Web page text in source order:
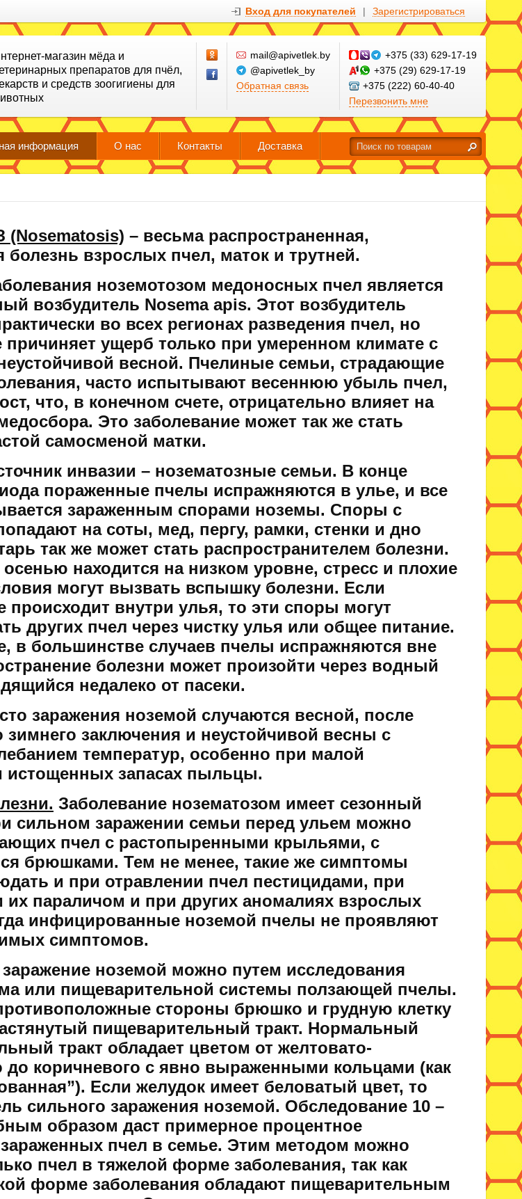
Вход для покупателей | Зарегистрироваться
магазин мёда и
препаратов для пчёл,
и средств зоогигиены для
mail@apivetlek.by
@apivetlek_by
Обратная связь
+375 (33) 629-17-19
+375 (29) 629-17-19
+375 (222) 60-40-40
Перезвонить мне
информация О нас Контакты Доставка
(Nosematosis) – весьма распространенная,
болезнь взрослых пчел, маток и трутней.
ноземотозом медоносных пчел является
возбудитель Nosema apis. Этот возбудитель
во всех регионах разведения пчел, но
причиняет ущерб только при умеренном климате с
весной. Пчелиные семьи, страдающие
часто испытывают весеннюю убыль пчел,
что, в конечном счете, отрицательно влияет на
Это заболевание может так же стать
самосменой матки.
инвазии – нозематозные семьи. В конце
пораженные пчелы испражняются в улье, и все
зараженным спорами ноземы. Споры с
на соты, мед, пергу, рамки, стенки и дно
так же может стать распространителем болезни.
находится на низком уровне, стресс и плохие
могут вызвать вспышку болезни. Если
происходит внутри улья, то эти споры могут
других пчел через чистку улья или общее питание.
в большинстве случаев пчелы испражняются вне
болезни может произойти через водный
недалеко от пасеки.
заражения ноземой случаются весной, после
зимнего заключения и неустойчивой весны с
температур, особенно при малой
истощенных запасах пыльцы.
Заболевание нозематозом имеет сезонный
сильном заражении семьи перед ульем можно
пчел с растопыренными крыльями, с
брюшками. Тем не менее, такие же симптомы
и при отравлении пчел пестицидами, при
их параличом и при других аномалиях взрослых
инфицированные ноземой пчелы не проявляют
симптомов.
ноземой можно путем исследования
или пищеварительной системы ползающей пчелы.
стороны брюшко и грудную клетку
пищеварительный тракт. Нормальный
тракт обладает цветом от желтовато-
до коричневого с явно выраженными кольцами (как
Если желудок имеет беловатый цвет, то
сильного заражения ноземой. Обследование 10 –
образом даст примерное процентное
пчел в семье. Этим методом можно
пчел в тяжелой форме заболевания, так как
форме заболевания обладают пищеварительным